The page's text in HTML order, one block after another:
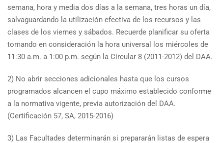
semana, hora y media dos días a la semana, tres horas un día,
salvaguardando la utilización efectiva de los recursos y las
clases de los viernes y sábados. Recuerde planificar su oferta
tomando en consideración la hora universal los miércoles de
11:30 a.m. a 1:00 p.m. según la Circular 8 (2011-2012) del DAA.
2) No abrir secciones adicionales hasta que los cursos
programados alcancen el cupo máximo establecido conforme
a la normativa vigente, previa autorización del DAA.
(Certificación 57, SA, 2015-2016)
3) Las Facultades determinarán si prepararán listas de espera